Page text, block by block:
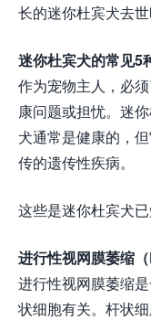
长的迷你杜宾犬去世
迷你杜宾犬的常见5
作为宠物主人，必
康问题或担忧。迷
犬通常是健康的，
传的遗传性疾病。
这些是迷你杜宾犬
进行性视网膜萎缩（
进行性视网膜萎缩
状细胞有关。杆状